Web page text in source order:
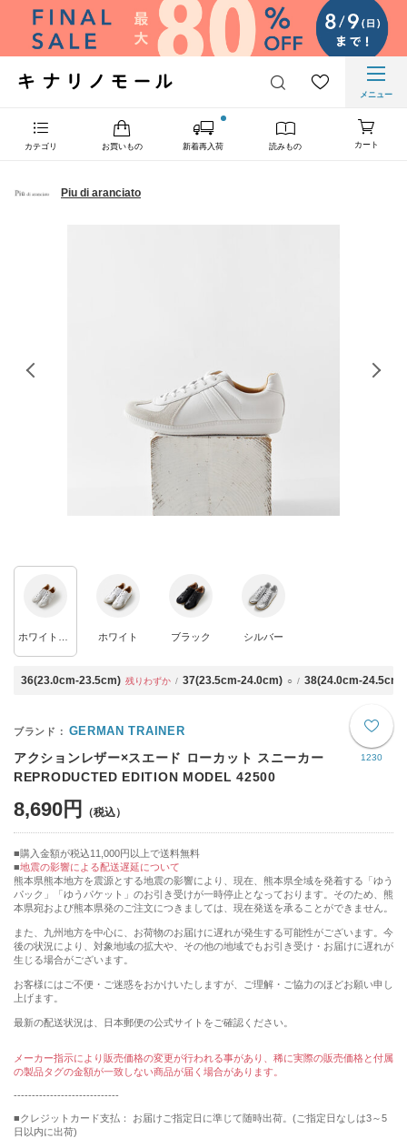
メニュー
カテゴリ お買いもの 新着再入荷 読みもの カート
Piu di aranciato
ホワイト ブラック シルバー
36(23.0cm-23.5cm) 残りわずか 37(23.5cm-24.0cm) ○ 38(24.0cm-24.5cm)
1230
GERMAN TRAINER
アクションレザー×スエード ローカット スニーカー
REPRODUCTED EDITION MODEL 42500
8,690円
購入金額が税込11,000円以上で送料無料
地震の影響による配送遅延について
熊本県熊本地方を震源とする地震の影響により、現在、熊本県全域を発着する「ゆう
パック」「ゆうパケット」のお引き受けが一時停止となっております。そのため、熊
本県宛および熊本県発のご注文につきましては、現在発送を承ることができません。
また、九州地方を中心に、お荷物のお届けに遅れが発生する可能性がございます。今
後の状況により、対象地域の拡大や、その他の地域でもお引き受け・お届けに遅れが
生じる場合がございます。
お客様にはご不便・ご迷惑をおかけいたしますが、ご理解・ご協力のほどお願い申し
上げます。
最新の配送状況は、日本郵便の公式サイトをご確認ください。
メーカー指示により販売価格の変更が行われる事があり、稀に実際の販売価格と付属
の製品タグの金額が一致しない商品が届く場合があります。
-----------------------------
■クレジットカード支払： お届けご指定日に準じて随時出荷。(ご指定日なしは3～5
日以内に出荷)